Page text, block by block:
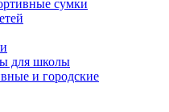
сумки
для школы
и городские